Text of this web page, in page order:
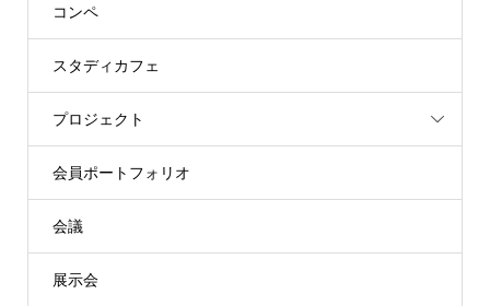
コンペ
スタディカフェ
プロジェクト
会員ポートフォリオ
会議
展示会